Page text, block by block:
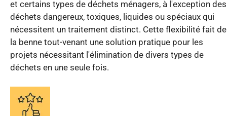
et certains types de déchets ménagers, à l'exception des
déchets dangereux, toxiques, liquides ou spéciaux qui
nécessitent un traitement distinct. Cette flexibilité fait de
la benne tout-venant une solution pratique pour les
projets nécessitant l'élimination de divers types de
déchets en une seule fois.